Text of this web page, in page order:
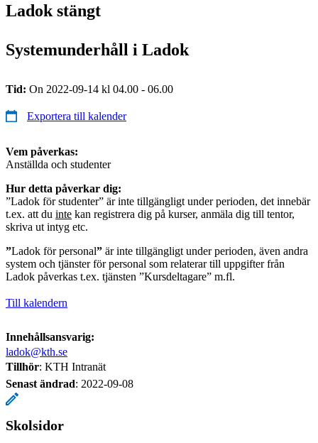
Ladok stängt
Systemunderhåll i Ladok
Tid: On 2022-09-14 kl 04.00 - 06.00
Exportera till kalender
Vem påverkas:
Anställda och studenter
Hur detta påverkar dig:
”Ladok för studenter” är inte tillgängligt under perioden, det innebär
t.ex. att du inte kan registrera dig på kurser, anmäla dig till tentor,
skriva ut intyg etc.
”Ladok för personal” är inte tillgängligt under perioden, även andra
system och tjänster för personal som relaterar till uppgifter från
Ladok påverkas t.ex. tjänsten ”Kursdeltagare” m.fl.
Till kalendern
Innehållsansvarig:
ladok@kth.se
Tillhör: KTH Intranät
Senast ändrad: 2022-09-08
Skolsidor